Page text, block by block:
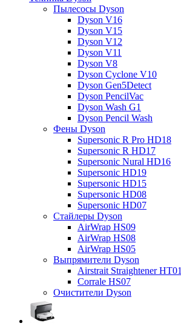
Пылесосы Dyson
Dyson V16
Dyson V15
Dyson V12
Dyson V11
Dyson V8
Dyson Cyclone V10
Dyson Gen5Detect
Dyson PencilVac
Dyson Wash G1
Dyson Pencil Wash
Фены Dyson
Supersonic R Pro HD18
Supersonic R HD17
Supersonic Nural HD16
Supersonic HD19
Supersonic HD15
Supersonic HD08
Supersonic HD07
Стайлеры Dyson
AirWrap HS09
AirWrap HS08
AirWrap HS05
Выпрямители Dyson
Airstrait Straightener HT01
Corrale HS07
Очистители Dyson